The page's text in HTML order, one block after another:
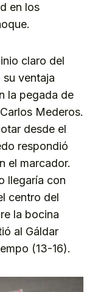
en los
claro del
ventaja
la pegada de
Mederos.
desde el
respondió
el marcador.
llegaría con
centro del
la bocina
al Gáldar
(13-16).